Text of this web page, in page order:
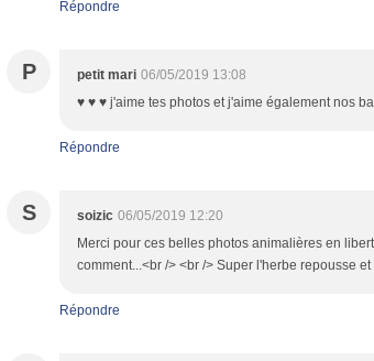
Répondre
P petit mari 06/05/2019 13:08
♥ ♥ ♥ j'aime tes photos et j'aime également nos
Répondre
S soizic 06/05/2019 12:20
Merci pour ces belles photos animalières en
comment...<br /> <br /> Super l'herbe repousse
Répondre